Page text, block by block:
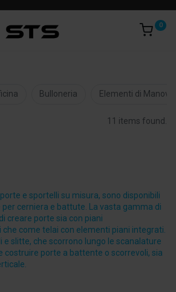
0
Bulloneria Elementi di
11 items found.
e sportelli su misura, sono disponibili
cerniera e battute. La vasta gamma di
creare porte sia con piani
come telai con elementi piani integrati.
e slitte, che scorrono lungo le scanalature
costruire porte a battente o scorrevoli, sia